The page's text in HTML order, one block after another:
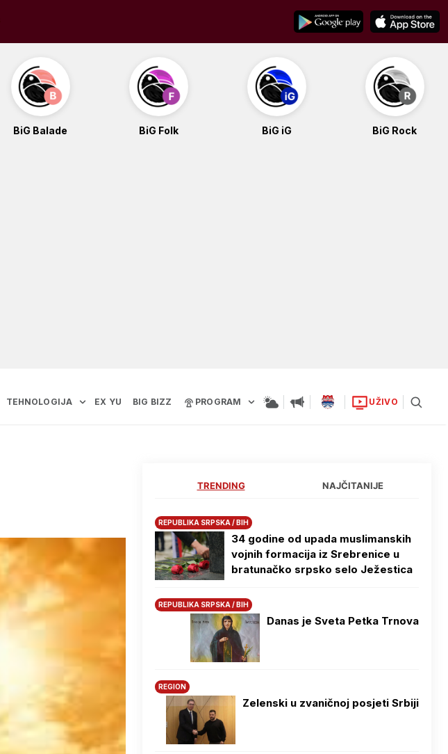
BiG Balade BiG Folk BiG iG BiG Rock
TEHNOLOGIJA EX YU BIG BIZZ PROGRAM UŽIVO
TRENDING NAJČITANIJE
REPUBLIKA SRPSKA / BIH
34 godine od upada muslimanskih
vojnih formacija iz Srebrenice u
bratunačko srpsko selo Јežestica
REPUBLIKA SRPSKA / BIH
Danas je Sveta Petka Trnova
REGION
Zelenski u zvaničnoj posjeti Srbiji